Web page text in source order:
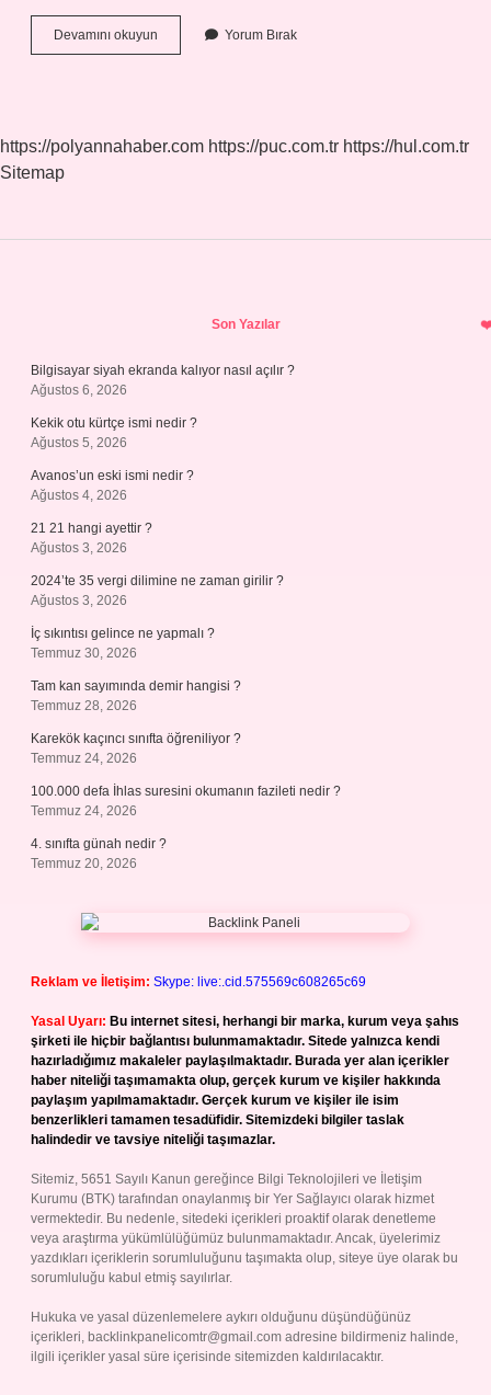
Devamını okuyun
At
Yorum Bırak
https://polyannahaber.com https://puc.com.tr https://hul.com.tr
Sitemap
Son Yazılar
Bilgisayar siyah ekranda kalıyor nasıl açılır ?
Ağustos 6, 2026
Kekik otu kürtçe ismi nedir ?
Ağustos 5, 2026
Avanos’un eski ismi nedir ?
Ağustos 4, 2026
21 21 hangi ayettir ?
Ağustos 3, 2026
2024’te 35 vergi dilimine ne zaman girilir ?
Ağustos 3, 2026
İç sıkıntısı gelince ne yapmalı ?
Temmuz 30, 2026
Tam kan sayımında demir hangisi ?
Temmuz 28, 2026
Karekök kaçıncı sınıfta öğreniliyor ?
Temmuz 24, 2026
100.000 defa İhlas suresini okumanın fazileti nedir ?
Temmuz 24, 2026
4. sınıfta günah nedir ?
Temmuz 20, 2026
Reklam ve İletişim: Skype: live:.cid.575569c608265c69
Yasal Uyarı: Bu internet sitesi, herhangi bir marka, kurum veya şahıs
şirketi ile hiçbir bağlantısı bulunmamaktadır. Sitede yalnızca kendi
hazırladığımız makaleler paylaşılmaktadır. Burada yer alan içerikler
haber niteliği taşımamakta olup, gerçek kurum ve kişiler hakkında
paylaşım yapılmamaktadır. Gerçek kurum ve kişiler ile isim
benzerlikleri tamamen tesadüfidir. Sitemizdeki bilgiler taslak
halindedir ve tavsiye niteliği taşımazlar.
Sitemiz, 5651 Sayılı Kanun gereğince Bilgi Teknolojileri ve İletişim
Kurumu (BTK) tarafından onaylanmış bir Yer Sağlayıcı olarak hizmet
vermektedir. Bu nedenle, sitedeki içerikleri proaktif olarak denetleme
veya araştırma yükümlülüğümüz bulunmamaktadır. Ancak, üyelerimiz
yazdıkları içeriklerin sorumluluğunu taşımakta olup, siteye üye olarak bu
sorumluluğu kabul etmiş sayılırlar.
Hukuka ve yasal düzenlemelere aykırı olduğunu düşündüğünüz
içerikleri, backlinkpanelicomtr@gmail.com adresine bildirmeniz halinde,
ilgili içerikler yasal süre içerisinde sitemizden kaldırılacaktır.